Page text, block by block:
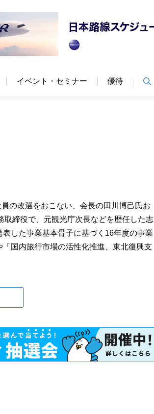
イベント・セミナー 優待
の改選をおこない、会長の田川博己氏お
締役で、元観光庁次長などを歴任した志
した事業基本骨子に基づく16年度の事業
国内旅行市場の活性化推進、東北復興支